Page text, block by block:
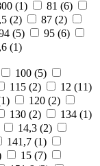
(1) 81 (6)
(2) 87 (2)
(5) 95 (6)
(1)
100 (5)
115 (2) 12 (11)
1) 120 (2)
130 (2) 134 (1)
14,3 (2)
141,7 (1)
15 (7)